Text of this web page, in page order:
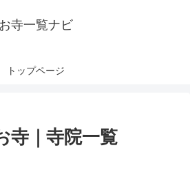
お寺一覧ナビ
トップページ
寺｜寺院一覧